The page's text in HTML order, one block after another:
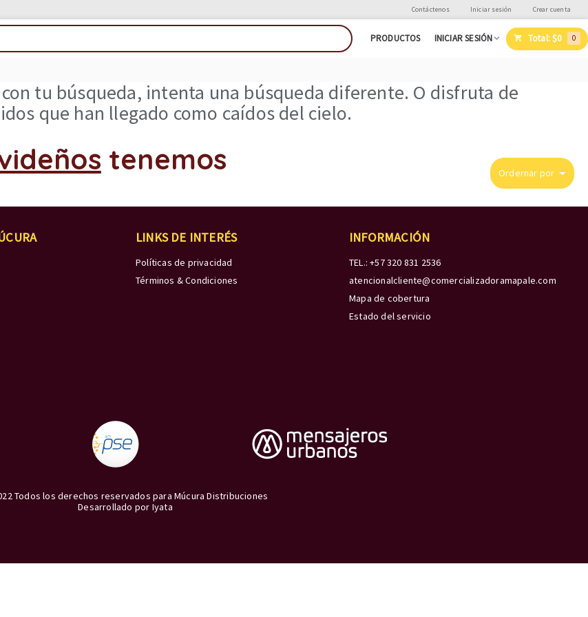
Contáctenos Iniciar sesión Crear cuenta
PRODUCTOS INICIAR SESIÓN Total:$0 0
tu búsqueda, intenta una búsqueda diferente. O disfruta de
que han llegado como caídos del cielo.
tenemos
Ordernar por
LINKS DE INTERÉS
Políticas de privacidad
Términos & Condiciones
INFORMACIÓN
TEL.: +57 320 831 2536
atencionalcliente@comercializadoramapale.com
Mapa de cobertura
Estado del servicio
Todos los derechos reservados para Múcura Distribuciones
Desarrollado por Iyata